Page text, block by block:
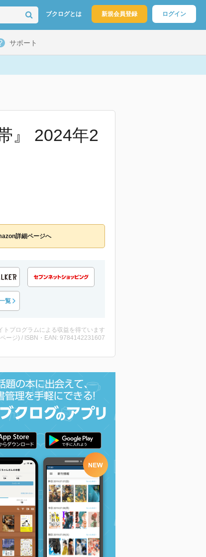
ブクログとは 新規会員登録 ログイン
サポート
』 2024年2
詳細ページへ
覧
トプログラムによる収益を得ています
ージ) / ISBN・EAN: 9784142231607